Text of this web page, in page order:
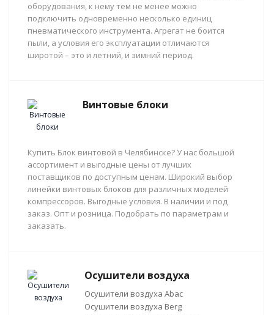
оборудования, к нему тем не менее можно
подключить одновременно несколько единиц
пневматического инструмента. Агрегат не боится
пыли, а условия его эксплуатации отличаются
широтой – это и летний, и зимний период.
Винтовые блоки
Купить Блок винтовой в Челябинске? У нас большой
ассортимент и выгодные цены от лучших
поставщиков по доступным ценам. Широкий выбор
линейки винтовых блоков для различных моделей
компрессоров. Выгодные условия. В наличии и под
заказ. Опт и розница. Подобрать по параметрам и
заказать.
Осушители воздуха
Осушители воздуха Abac
Осушители воздуха Berg